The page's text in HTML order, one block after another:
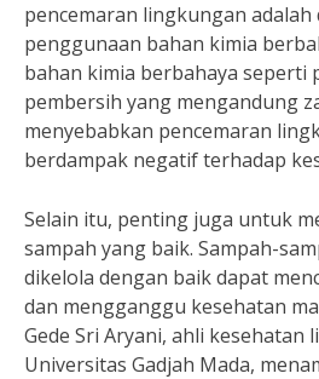
pencemaran lingkungan
penggunaan bahan kimia
bahan kimia berbahaya seperti
pembersih yang mengandung
menyebabkan pencemaran
berdampak negatif terhadap
Selain itu, penting juga untuk
sampah yang baik. Sampah-
dikelola dengan baik dapat
dan mengganggu kesehatan
Gede Sri Aryani, ahli kesehatan
Universitas Gadjah Mada,